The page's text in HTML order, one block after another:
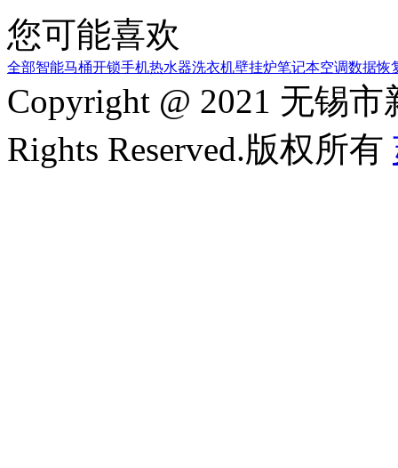
您可能喜欢
全部智能马桶开锁手机热水器洗衣机壁挂炉笔记本空调数据恢
Copyright @ 2021 无锡
Rights Reserved.版权所有